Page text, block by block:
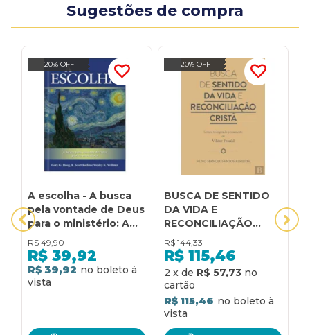
Sugestões de compra
20% OFF
A escolha - A busca
pela vontade de Deus
para o ministério: A
busca pela vontade
de Deus para o
ministério
R$ 49,90
R$ 39,92
R$ 39,92
20% OFF
BUSCA DE SENTIDO
DA VIDA E
RECONCILIAÇÃO
CRISTÃ - LEITURA
TEOLÓGICA DO
PENSAMENTO DE
VIKTOR FRANKL
R$ 144,33
R$ 115,46
2 x de R$ 57,73
R$ 115,46